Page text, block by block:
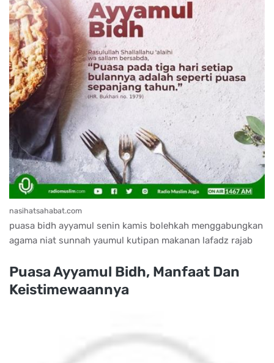
nasihatsahabat.com
puasa bidh ayyamul senin kamis bolehkah menggabungkan
agama niat sunnah yaumul kutipan makanan lafadz rajab
Puasa Ayyamul Bidh, Manfaat Dan
Keistimewaannya